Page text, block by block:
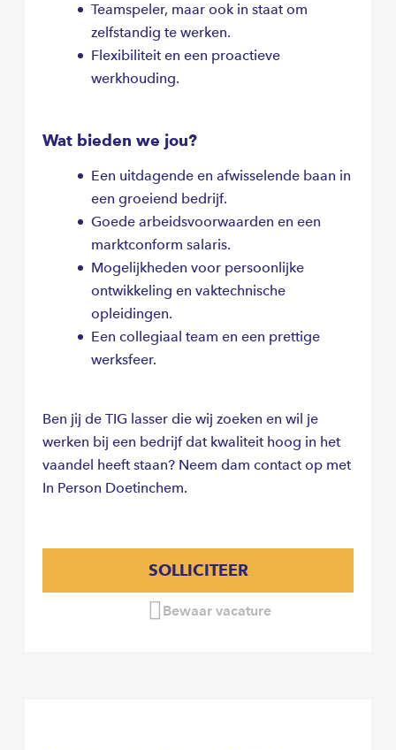
Teamspeler, maar ook in staat om
zelfstandig te werken.
Flexibiliteit en een proactieve
werkhouding.
Wat bieden we jou?
Een uitdagende en afwisselende baan in
een groeiend bedrijf.
Goede arbeidsvoorwaarden en een
marktconform salaris.
Mogelijkheden voor persoonlijke
ontwikkeling en vaktechnische
opleidingen.
Een collegiaal team en een prettige
werksfeer.
Ben jij de TIG lasser die wij zoeken en wil je
werken bij een bedrijf dat kwaliteit hoog in het
vaandel heeft staan? Neem dam contact op met
In Person Doetinchem.
SOLLICITEER
Bewaar vacature